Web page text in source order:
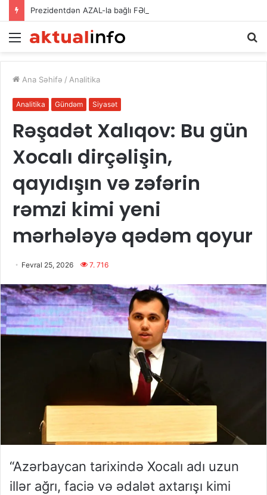
Prezidentdən AZAL-la bağlı FƏRMAN
Menu
Ana Səhifə / Analitika
Analitika Gündəm Siyasət
Rəşadət Xalıqov: Bu gün
Xocalı dirçəlişin,
qayıdışın və zəfərin
rəmzi kimi yeni
mərhələyə qədəm qoyur
Fevral 25, 2026 7. 716
“Azərbaycan tarixində Xocalı adı uzun
illər ağrı, faciə və ədalət axtarışı kimi